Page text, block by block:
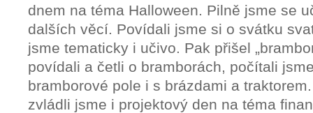
dnem na téma Halloween. Pilně jsme se
dalších věcí. Povídali jsme si o svátku
jsme tematicky i učivo. Pak přišel
povídali a četli o bramborách, počítali
bramborové pole i s brázdami a
zvládli jsme i projektový den na téma